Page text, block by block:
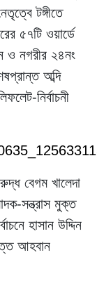
টঙ্গীতে
৫৭টি ওয়ার্ডে
ও নগরীর ২৪নং
অব্দি
নির্বাচনী
বেগম খালেদা
সন্ত্রাস মুক্ত
হাসান উদ্দিন
আহবান